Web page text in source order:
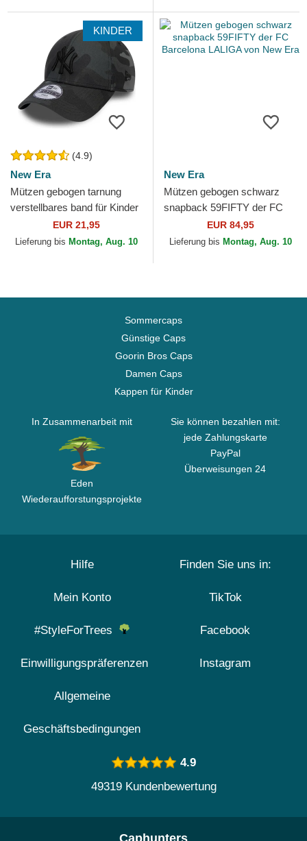
KINDER
(4.9)
New Era
Mützen gebogen tarnung
verstellbares band für Kinder
9FORTY League Essential
der New York Yankees...
EUR 21,95
Lieferung bis Montag, Aug. 10
New Era
Mützen gebogen schwarz
snapback 59FIFTY der FC
Barcelona LALIGA von New
Era
EUR 84,95
Lieferung bis Montag, Aug. 10
Sommercaps
Günstige Caps
Goorin Bros Caps
Damen Caps
Kappen für Kinder
In Zusammenarbeit mit
Eden
Wiederaufforstungsprojekte
Sie können bezahlen mit:
jede Zahlungskarte
PayPal
Überweisungen 24
Hilfe
Mein Konto
#StyleForTrees
Einwilligungspräferenzen
Allgemeine
Geschäftsbedingungen
Finden Sie uns in:
TikTok
Facebook
Instagram
4.9
49319 Kundenbewertung